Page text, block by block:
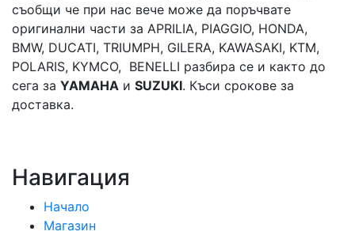
съобщи че при нас вече може да поръчвате
оригинални части за APRILIA, PIAGGIO, HONDA,
BMW, DUCATI, TRIUMPH, GILERA, KAWASAKI, KTM,
POLARIS, KYMCO, BENELLI разбира се и както до
сега за YAMAHA и SUZUKI. Къси срокове за
доставка.
Навигация
Начало
Магазин